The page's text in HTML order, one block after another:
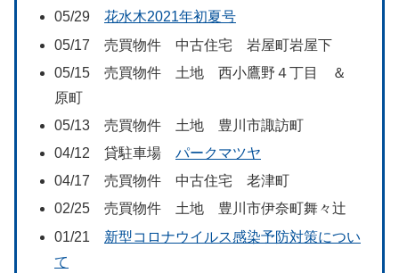
05/29 花水木2021年初夏号
05/17 売買物件 中古住宅 岩屋町岩屋下
05/15 売買物件 土地 西小鷹野４丁目 ＆
原町
05/13 売買物件 土地 豊川市諏訪町
04/12 貸駐車場 パークマツヤ
04/17 売買物件 中古住宅 老津町
02/25 売買物件 土地 豊川市伊奈町舞々辻
01/21 新型コロナウイルス感染予防対策につい
て